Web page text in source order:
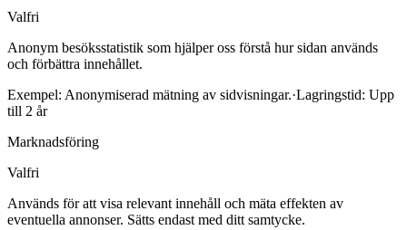
Valfri
Anonym besöksstatistik som hjälper oss förstå hur sidan används
och förbättra innehållet.
Exempel: Anonymiserad mätning av sidvisningar.·Lagringstid: Upp
till 2 år
Marknadsföring
Valfri
Används för att visa relevant innehåll och mäta effekten av
eventuella annonser. Sätts endast med ditt samtycke.